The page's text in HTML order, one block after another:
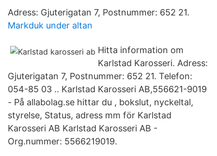
Adress: Gjuterigatan 7, Postnummer: 652 21.
Markduk under altan
Hitta information om
Karlstad Karosseri. Adress:
Gjuterigatan 7, Postnummer: 652 21. Telefon:
054-85 03 .. Karlstad Karosseri AB,556621-9019
- På allabolag.se hittar du , bokslut, nyckeltal,
styrelse, Status, adress mm för Karlstad
Karosseri AB Karlstad Karosseri AB -
Org.nummer: 5566219019.